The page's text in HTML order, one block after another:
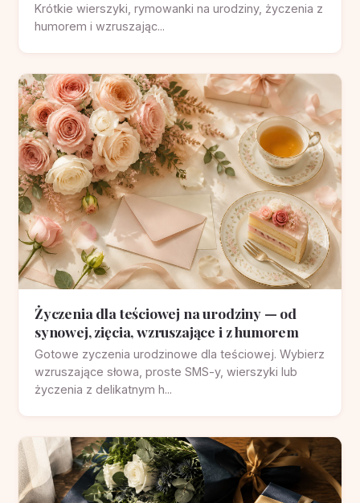
Krótkie wierszyki, rymowanki na urodziny, życzenia z
humorem i wzruszając...
Życzenia dla teściowej na urodziny — od
synowej, zięcia, wzruszające i z humorem
Gotowe zyczenia urodzinowe dla teściowej. Wybierz
wzruszające słowa, proste SMS-y, wierszyki lub
życzenia z delikatnym h...